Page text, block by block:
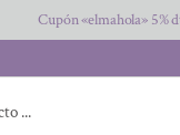
Cupón «elmahola» 5%